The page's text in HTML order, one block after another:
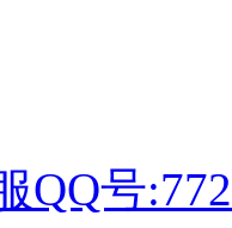
QQ号